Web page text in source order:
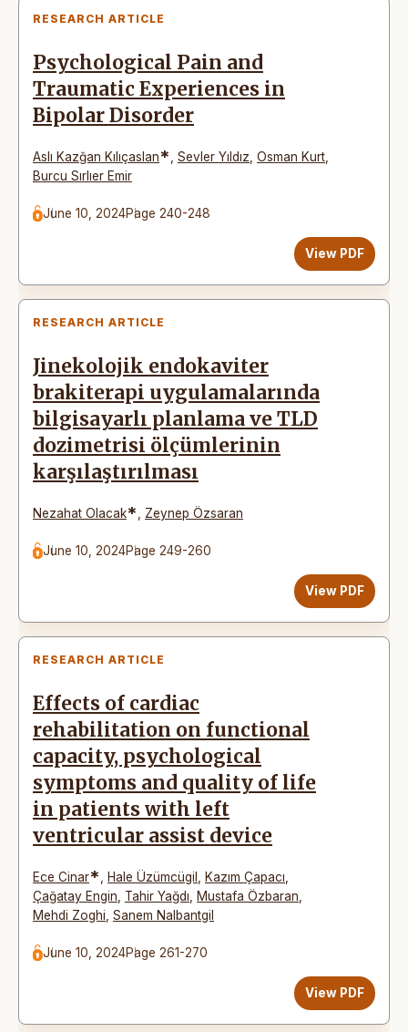
RESEARCH ARTICLE
Psychological Pain and
Traumatic Experiences in
Bipolar Disorder
Aslı Kazğan Kılıçaslan* Sevler Yıldız Osman Kurt
Burcu Sırlıer Emir
June 10, 2024Page 240-248
View PDF
RESEARCH ARTICLE
Jinekolojik endokaviter
brakiterapi uygulamalarında
bilgisayarlı planlama ve TLD
dozimetrisi ölçümlerinin
karşılaştırılması
Nezahat Olacak* Zeynep Özsaran
June 10, 2024Page 249-260
View PDF
RESEARCH ARTICLE
Effects of cardiac
rehabilitation on functional
capacity, psychological
symptoms and quality of life
in patients with left
ventricular assist device
Ece Cinar* Hale Üzümcügil Kazım Çapacı
Çağatay Engin
Tahir Yağdı Mustafa Özbaran
Mehdi Zoghi Sanem Nalbantgil
June 10, 2024Page 261-270
View PDF